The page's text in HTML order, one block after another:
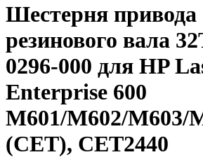
Шестерня привода
резинового вала
0296-000 для HP
Enterprise 600
M601/M602/M603/
(CET), CET2440